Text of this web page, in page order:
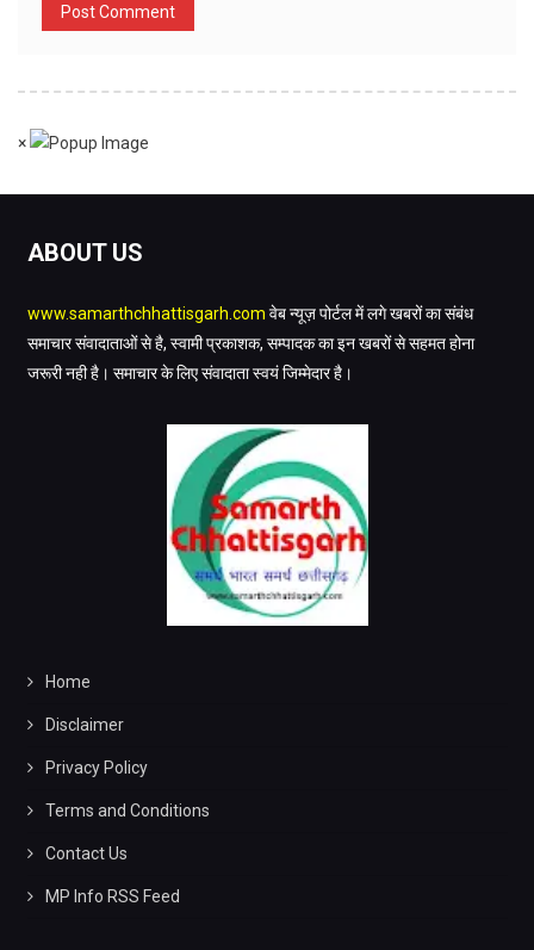
×
ABOUT US
www.samarthchhattisgarh.com वेब न्यूज़ पोर्टल में लगे खबरों का संबंध
समाचार संवादाताओं से है, स्वामी प्रकाशक, सम्पादक का इन खबरों से सहमत होना
जरूरी नही है। समाचार के लिए संवादाता स्वयं जिम्मेदार है।
Home
Disclaimer
Privacy Policy
Terms and Conditions
Contact Us
MP Info RSS Feed